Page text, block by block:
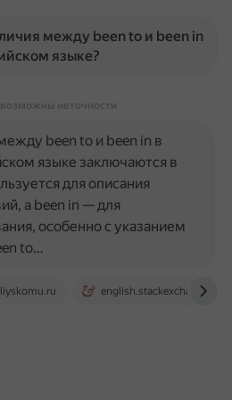
между been to и been in
языке?
возможны неточности
english.stackexchange.com
been to и been in в
языке заключаются в
для описания
а been in — для
особенно с указанием
to…